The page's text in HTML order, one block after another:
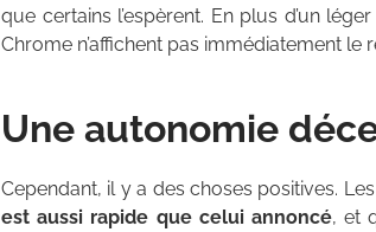
que certains l’espèrent. En plus d’un
Chrome n’affichent pas immédiatement le
Une autonomie
Cependant, il y a des choses positives.
est aussi rapide que celui annoncé, et